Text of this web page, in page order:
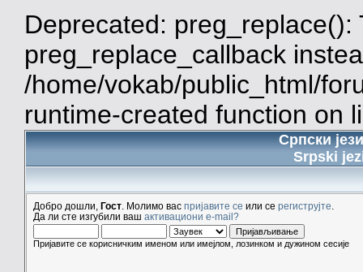
Deprecated:
preg_replace_callback
/home/vokab/public_html/
runtime-created function on
Српски
Srpski
Добро дошли, Гост . Молимо вас пријавите се или се региструјте
Да ли сте изгубили ваш активациони e-mail?
Пријавите се корисничким именом или имејлом, лозинком и дужином сесије